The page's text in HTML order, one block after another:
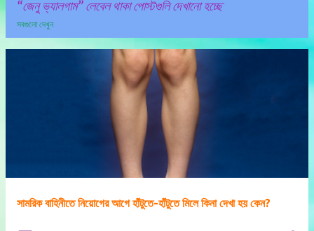
জেনু ভ্যালগাম লেবেল থাকা পোস্টগুলি দেখানো হচ্ছে
সবগুলো দেখুন
সামরিক বাহিনীতে নিয়োগের আগে হাঁটুতে-হাঁটুতে মিলে কিনা দেখা হয় কেন?